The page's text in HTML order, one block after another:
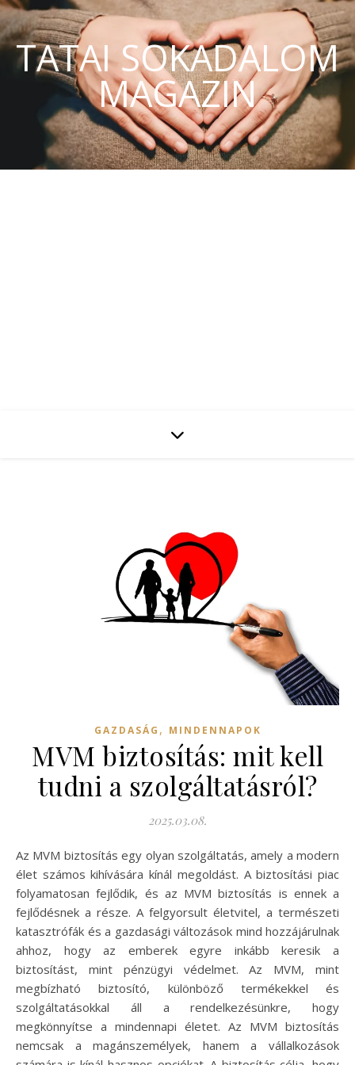
TATAI SOKADALOM
MAGAZIN
GAZDASÁG , MINDENNAPOK
MVM biztosítás: mit kell
tudni a szolgáltatásról?
2025.03.08.
Az MVM biztosítás egy olyan szolgáltatás, amely a modern
élet számos kihívására kínál megoldást. A biztosítási piac
folyamatosan fejlődik, és az MVM biztosítás is ennek a
fejlődésnek a része. A felgyorsult életvitel, a természeti
katasztrófák és a gazdasági változások mind hozzájárulnak
ahhoz, hogy az emberek egyre inkább keresik a
biztosítást, mint pénzügyi védelmet. Az MVM, mint
megbízható biztosító, különböző termékekkel és
szolgáltatásokkal áll a rendelkezésünkre, hogy
megkönnyítse a mindennapi életet. Az MVM biztosítás
nemcsak a magánszemélyek, hanem a vállalkozások